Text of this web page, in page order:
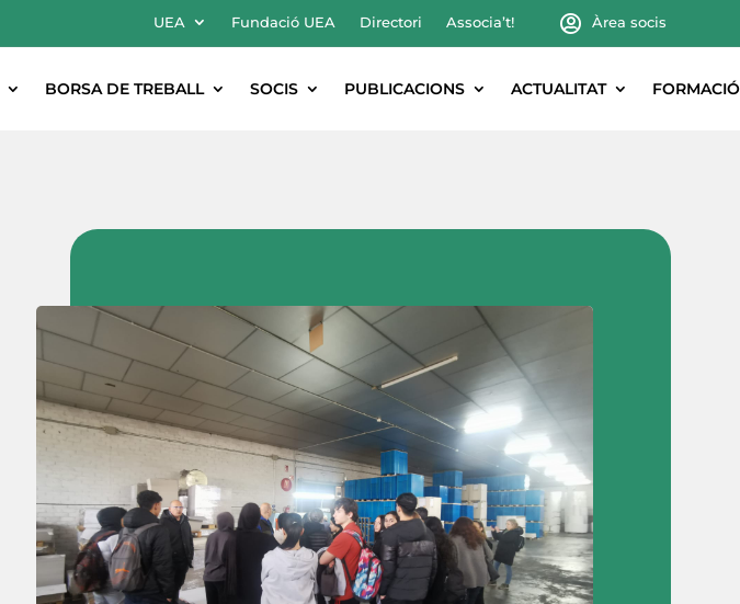
UEA Fundació UEA Directori Associa’t! Àrea socis
BORSA DE TREBALL SOCIS PUBLICACIONS ACTUALITAT FORMACIÓ